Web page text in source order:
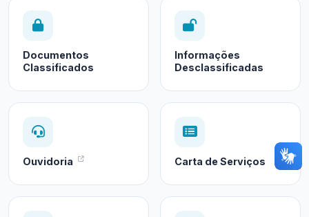
Documentos
Classificados
Informações
Desclassificadas
Ouvidoria Carta de Serviços